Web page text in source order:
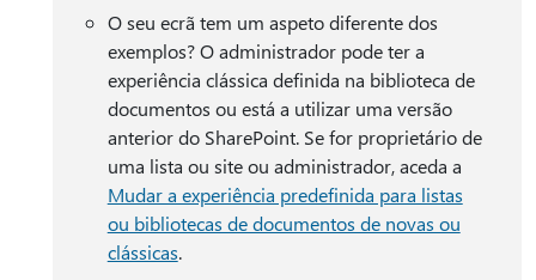
O seu ecrã tem um aspeto diferente dos
exemplos? O administrador pode ter a
experiência clássica definida na biblioteca de
documentos ou está a utilizar uma versão
anterior do SharePoint. Se for proprietário de
uma lista ou site ou administrador, aceda a
Mudar a experiência predefinida para listas
ou bibliotecas de documentos de novas ou
clássicas.